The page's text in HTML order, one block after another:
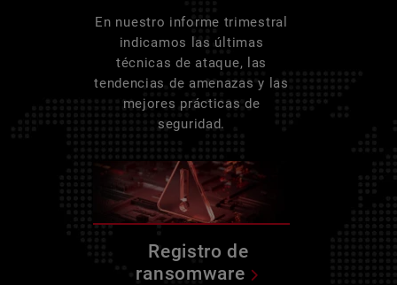
En nuestro informe trimestral
indicamos las últimas
técnicas de ataque, las
tendencias de amenazas y las
mejores prácticas de
seguridad.
Registro de
ransomware